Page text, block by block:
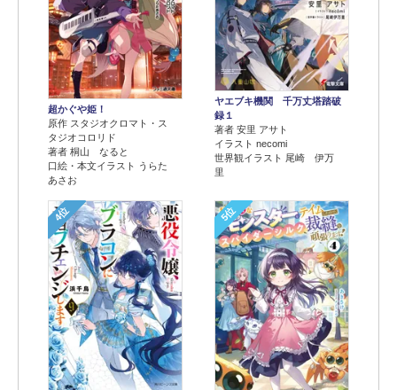
超かぐや姫！
原作 スタジオクロマト・ス
タジオコロリド
著者 桐山 なると
口絵・本文イラスト うらた
あさお
ヤエブキ機関 千万丈塔踏破
録１
著者 安里 アサト
イラスト necomi
世界観イラスト 尾崎 伊万
里
4位 5位